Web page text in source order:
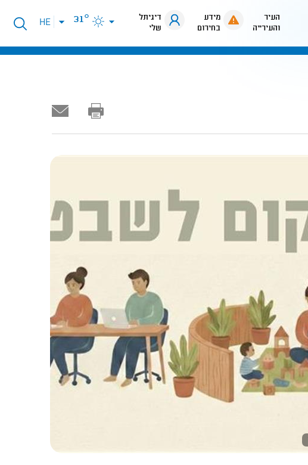
העיר
והעירייה
מידע
בחירום
דיגיתל
שלי
31°
פתיחת
תפריט
HE